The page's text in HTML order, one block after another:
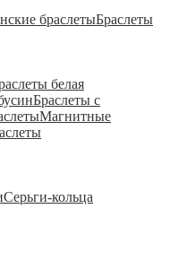
браслетыБраслеты
белая
Браслеты с
Магнитные
Серьги-кольца